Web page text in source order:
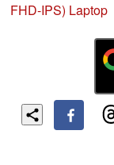
FHD-IPS) Laptop